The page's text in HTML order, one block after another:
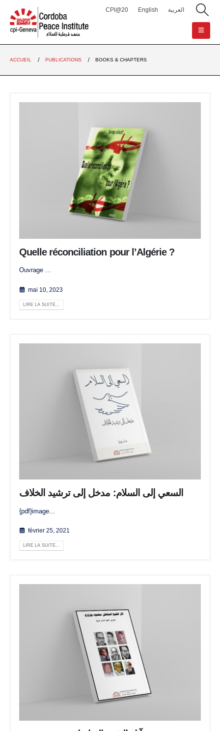
CPI@20 English العربية
ACCUEIL PUBLICATIONS BOOKS & CHAPTERS
Quelle réconciliation pour l’Algérie ?
Ouvrage ...
mai 10, 2023
LIRE LA SUITE...
السعي إلى السلام: مدخل إلى ترشيد الخلاف
{pdf}image...
février 25, 2021
LIRE LA SUITE...